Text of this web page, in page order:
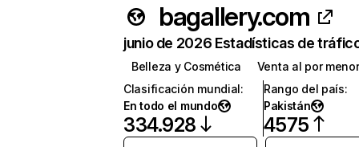
bagallery.com
junio de 2026 Estadísticas de
Belleza y Cosmética
Venta al por menor
Clasificación mundial:
En todo el mundo
334.928
Rango del país:
Pakistán
4575